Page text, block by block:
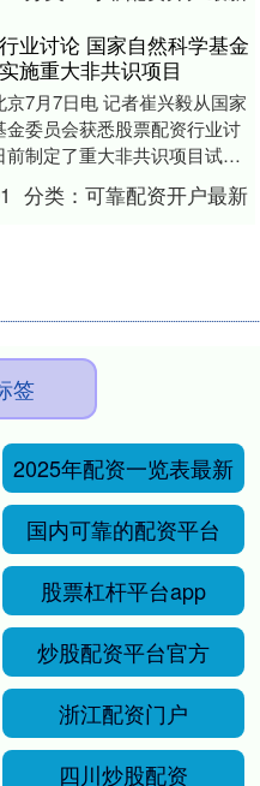
业讨论 国家自然科学基金
施重大非共识项目
京7月7日电 记者崔兴毅从国家
金委员会获悉股票配资行业讨
前制定了重大非共识项目试点
将在2025年启动资助试点。 作
分类：可靠配资开户最新
签
2025年配资一览表最新
国内可靠的配资平台
股票杠杆平台app
炒股配资平台官方
浙江配资门户
四川炒股配资